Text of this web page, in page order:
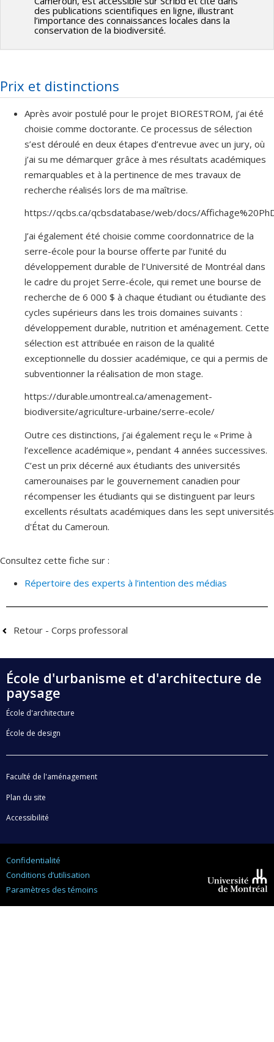
dernières décennies. Ces systèmes, les bioréten(ons par
exemple, ont un énorme poten(el d'implanta(on en milieu
joue un rôle important dans les SFN à la fois pour
l’esthé(que, la réduc(on des volumes et le traitement des
polluants. Cependant, avec l'âge, les performances de ces
systèmes peuvent changer. Les espèces végétales
sélec(onnées sont supplantées par d'autres en raison de la
concurrence naturelle dans les condi(ons de croissance
difficiles retrouvées dans ces systèmes (sècheresse
de déglaçage). Leur entre(en est aussi souvent négligé. Au
fil des années, les communautés végétales et microbiennes
peuvent se diversifier ou s'appauvrir. L’apparence des
systèmes résultants peut heurter les normes esthé(ques
des résidents et susciter des plaintes. La réhabilita(on avec
une prise en compte des percep(ons des résidents peut
être une solu(on à ce phénomène. Mais il manque de
recherche sur ce sujet. BioReStorm vise à évaluer (i) les
changements dans les communautés végétales et les
communautés microbiennes associées pour le traitement
des eaux pluviales dans les SFN dans le temps et l’espace,
et (ii) l’impact des plantes et des micro-organismessur les
processus hydrauliques et de traitement, ainsi que leur
contribu(on à la biodiversité locale. La détermina(on des
lacunes dans la concep(on, la mise en œuvre et l’entre(en de
ces SNB, combinée à une succession biologique résultant de
l’évolu(on de ces systèmes, nécessite le développement de
concepts de réhabilita(on adéquats d’où le nom du projet:
BioReStorm. Réhabiliter signifie également assurer une
percep(on posi(ve de ces systèmes par le public à long
terme. PermeYre l’engagement posi(f des citoyens dans
des publications scientifiques en ligne, illustrant
l’importance des connaissances locales dans la
conservation de la biodiversité.
Prix et distinctions
Après avoir postulé pour le projet BIORESTROM, j’ai été
choisie comme doctorante. Ce processus de sélection
s’est déroulé en deux étapes d’entrevue avec un jury, où
j’ai su me démarquer grâce à mes résultats académiques
remarquables et à la pertinence de mes travaux de
recherche réalisés lors de ma maîtrise.
https://qcbs.ca/qcbsdatabase/web/docs/
J’ai également été choisie comme coordonnatrice de la
serre-école pour la bourse offerte par l’unité du
développement durable de l’Université de Montréal dans
le cadre du projet Serre-école, qui remet une bourse de
recherche de 6 000 $ à chaque étudiant ou étudiante des
cycles supérieurs dans les trois domaines suivants :
développement durable, nutrition et aménagement. Cette
sélection est attribuée en raison de la qualité
exceptionnelle du dossier académique, ce qui a permis de
subventionner la réalisation de mon stage.
https://durable.umontreal.ca/amenagement-
biodiversite/agriculture-urbaine/serre-ecole/
Outre ces distinctions, j’ai également reçu le « Prime à
l’excellence académique », pendant 4 années successives.
C’est un prix décerné aux étudiants des universités
camerounaises par le gouvernement canadien pour
récompenser les étudiants qui se distinguent par leurs
excellents résultats académiques dans les sept universités
d'État du Cameroun.
Consultez cette fiche sur :
Répertoire des experts à l’intention des médias
Retour - Corps professoral
École d'urbanisme et d'architecture de
paysage
École d'architecture
École de design
Faculté de l'aménagement
Plan du site
Accessibilité
Confidentialité
Conditions d’utilisation
Paramètres des témoins
Montréal